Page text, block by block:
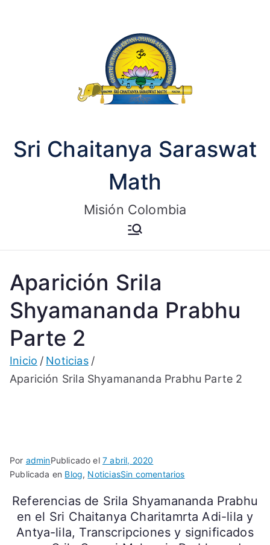
Sri Chaitanya Saraswat
Math
Misión Colombia
Aparición Srila
Shyamananda Prabhu
Parte 2
Inicio
Noticias
Aparición Srila Shyamananda Prabhu Parte 2
Por adminPublicado el 7 abril, 2020
Publicada en Blog, NoticiasSin comentariosen
Srila
Shyamananda
Prabhu
Parte
Referencias de Srila Shyamananda Prabhu
en el Sri Chaitanya Charitamrta Adi-lila y
Antya-lila, Transcripciones y significados